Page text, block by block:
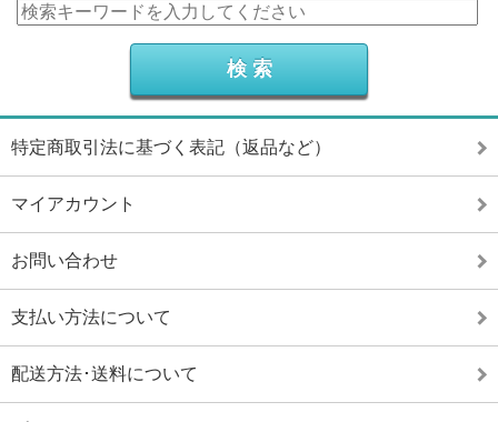
特定商取引法に基づく表記（返品など）
マイアカウント
お問い合わせ
支払い方法について
配送方法･送料について